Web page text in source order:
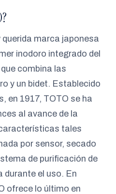
marca japonesa
inodoro integrado del
combina las
y un bidet. Establecido
en 1917, TOTO se ha
al avance de la
tales
por sensor, secado
de purificación de
durante el uso. En
ofrece lo último en